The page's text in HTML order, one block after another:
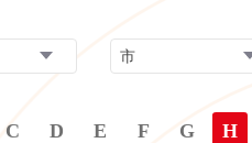
市
C D E F G H